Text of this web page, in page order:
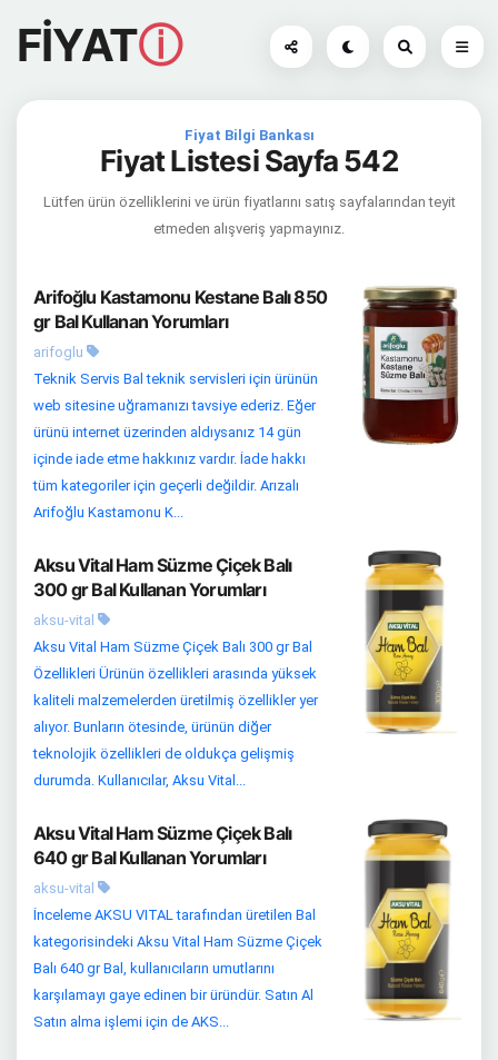
FİYATⓘ
Fiyat Bilgi Bankası
Fiyat Listesi Sayfa 542
Lütfen ürün özelliklerini ve ürün fiyatlarını satış sayfalarından teyit
etmeden alışveriş yapmayınız.
Arifoğlu Kastamonu Kestane Balı 850
gr Bal Kullanan Yorumları
arifoglu
Teknik Servis Bal teknik servisleri için ürünün
web sitesine uğramanızı tavsiye ederiz. Eğer
ürünü internet üzerinden aldıysanız 14 gün
içinde iade etme hakkınız vardır. İade hakkı
tüm kategoriler için geçerli değildir. Arızalı
Arifoğlu Kastamonu K...
Aksu Vital Ham Süzme Çiçek Balı
300 gr Bal Kullanan Yorumları
aksu-vital
Aksu Vital Ham Süzme Çiçek Balı 300 gr Bal
Özellikleri Ürünün özellikleri arasında yüksek
kaliteli malzemelerden üretilmiş özellikler yer
alıyor. Bunların ötesinde, ürünün diğer
teknolojik özellikleri de oldukça gelişmiş
durumda. Kullanıcılar, Aksu Vital...
Aksu Vital Ham Süzme Çiçek Balı
640 gr Bal Kullanan Yorumları
aksu-vital
İnceleme AKSU VITAL tarafından üretilen Bal
kategorisindeki Aksu Vital Ham Süzme Çiçek
Balı 640 gr Bal, kullanıcıların umutlarını
karşılamayı gaye edinen bir üründür. Satın Al
Satın alma işlemi için de AKS...